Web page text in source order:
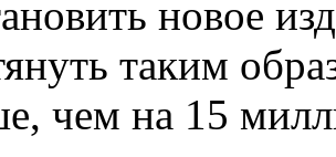
новое
таким
чем на 15